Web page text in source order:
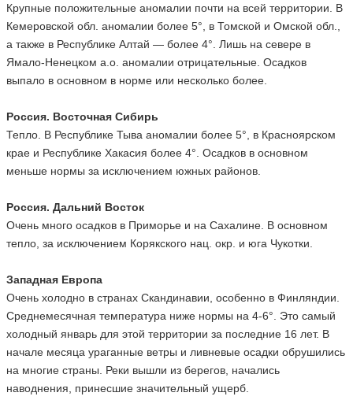
Крупные положительные аномалии почти на всей территории. В
Кемеровской обл. аномалии более 5°, в Томской и Омской обл.,
а также в Республике Алтай — более 4°. Лишь на севере в
Ямало-Ненецком а.о. аномалии отрицательные. Осадков
выпало в основном в норме или несколько более.
Россия. Восточная Сибирь
Тепло. В Республике Тыва аномалии более 5°, в Красноярском
крае и Республике Хакасия более 4°. Осадков в основном
меньше нормы за исключением южных районов.
Россия. Дальний Восток
Очень много осадков в Приморье и на Сахалине. В основном
тепло, за исключением Корякского нац. окр. и юга Чукотки.
Западная Европа
Очень холодно в странах Скандинавии, особенно в Финляндии.
Среднемесячная температура ниже нормы на 4-6°. Это самый
холодный январь для этой территории за последние 16 лет. В
начале месяца ураганные ветры и ливневые осадки обрушились
на многие страны. Реки вышли из берегов, начались
наводнения, принесшие значительный ущерб.